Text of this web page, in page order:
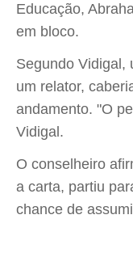
Educação,
em bloco.
Segundo Vidigal,
um relator,
andamento. "O
Vidigal.
O conselheiro
a carta, partiu
chance de